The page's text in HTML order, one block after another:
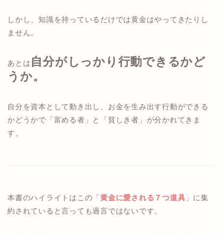
しかし、知識を持っているだけでは黄金はやってきたりし
ません。
あとは 自分がしっかり行動できるかど
うか。
自分を資本として動き出し、お金を生み出す行動ができる
かどうかで「富める者」と「貧しき者」が分かれてきま
す。
本書のハイライトはこの「黄金に愛される７つ道具 」に集
約されていると言っても過言ではないです。